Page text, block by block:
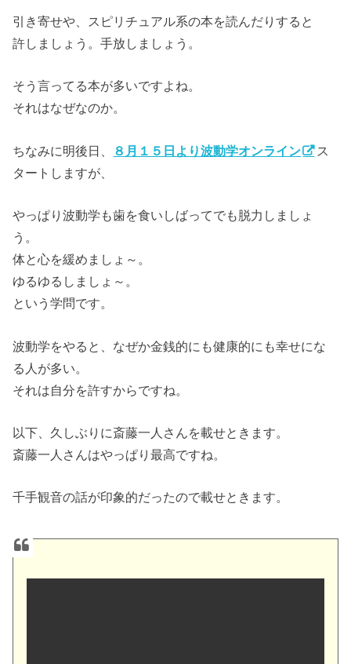
引き寄せや、スピリチュアル系の本を読んだりすると
許しましょう。手放しましょう。
そう言ってる本が多いですよね。
それはなぜなのか。
ちなみに明後日、 ８月１５日より波動学オンライン
ス
タートしますが、
やっぱり波動学も歯を食いしばってでも脱力しましょ
う。
体と心を緩めましょ～。
ゆるゆるしましょ～。
という学問です。
波動学をやると、なぜか金銭的にも健康的にも幸せにな
る人が多い。
それは自分を許すからですね。
以下、久しぶりに斎藤一人さんを載せときます。
斎藤一人さんはやっぱり最高ですね。
千手観音の話が印象的だったので載せときます。